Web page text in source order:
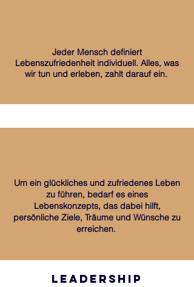
Jeder Mensch definiert
Lebenszufriedenheit individuell. Alles, was
wir tun und erleben, zahlt darauf ein.
Um ein glückliches und zufriedenes Leben
zu führen, bedarf es eines
Lebenskonzepts, das dabei hilft,
persönliche Ziele, Träume und Wünsche zu
erreichen.
leadership